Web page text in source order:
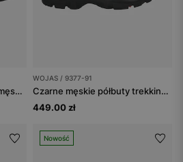
Czarne wizytowe półbuty męskie ze skóry licowej
WOJAS / 9377-91
Czarne męskie półbuty trekkingowe
449.00 zł
Nowość